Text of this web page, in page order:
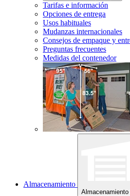
Tarifas e información
Opciones de entrega
Usos habituales
Mudanzas internacionales
Consejos de empaque y
Preguntas frecuentes
Medidas del contenedor
Almacenamiento
Almacenamiento